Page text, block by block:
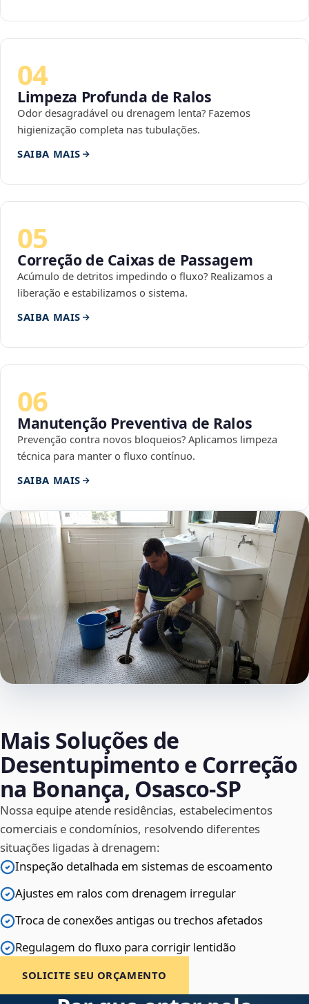
04
Limpeza Profunda de Ralos
Odor desagradável ou drenagem lenta? Fazemos
higienização completa nas tubulações.
SAIBA MAIS
05
Correção de Caixas de Passagem
Acúmulo de detritos impedindo o fluxo? Realizamos a
liberação e estabilizamos o sistema.
SAIBA MAIS
06
Manutenção Preventiva de Ralos
Prevenção contra novos bloqueios? Aplicamos limpeza
técnica para manter o fluxo contínuo.
SAIBA MAIS
Mais Soluções de
Desentupimento e Correção
na Bonança, Osasco‑SP
Nossa equipe atende residências, estabelecimentos
comerciais e condomínios, resolvendo diferentes
situações ligadas à drenagem:
Inspeção detalhada em sistemas de escoamento
Ajustes em ralos com drenagem irregular
Troca de conexões antigas ou trechos afetados
Regulagem do fluxo para corrigir lentidão
SOLICITE SEU ORÇAMENTO